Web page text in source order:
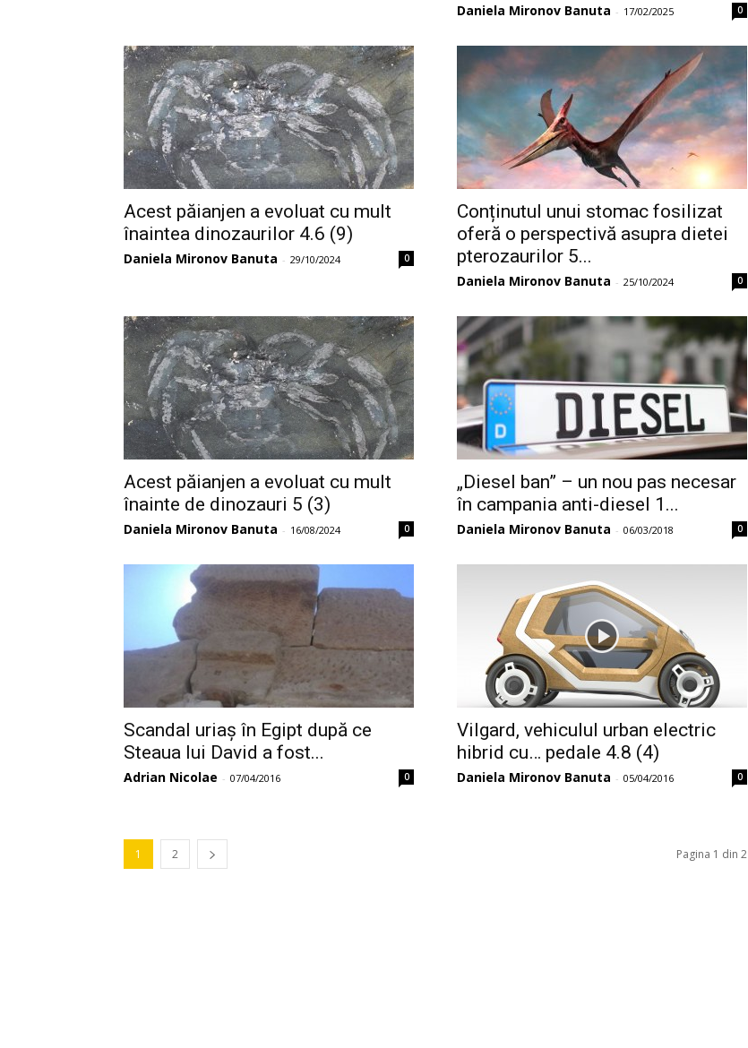
Daniela Mironov Banuta - 17/02/2025 0
Acest păianjen a evoluat cu mult
înaintea dinozaurilor 4.6 (9)
Daniela Mironov Banuta - 29/10/2024 0
Conținutul unui stomac fosilizat
oferă o perspectivă asupra dietei
pterozaurilor 5...
Daniela Mironov Banuta - 25/10/2024 0
Acest păianjen a evoluat cu mult
înainte de dinozauri 5 (3)
Daniela Mironov Banuta - 16/08/2024 0
„Diesel ban” – un nou pas necesar
în campania anti-diesel 1...
Daniela Mironov Banuta - 06/03/2018 0
Scandal uriaș în Egipt după ce
Steaua lui David a fost...
Adrian Nicolae - 07/04/2016 0
Vilgard, vehiculul urban electric
hibrid cu… pedale 4.8 (4)
Daniela Mironov Banuta - 05/04/2016 0
1 2 Pagina 1 din 2